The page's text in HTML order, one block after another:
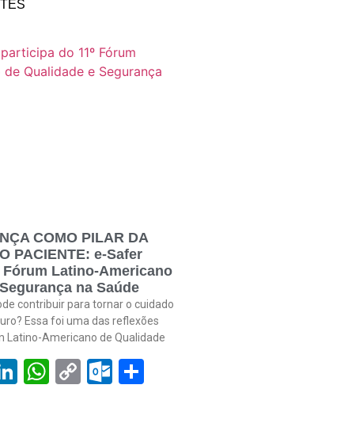
COMO PILAR DA
PACIENTE: e-Safer
Fórum Latino-Americano
na Saúde
contribuir para tornar o cuidado
Essa foi uma das reflexões
Latino-Americano de Qualidade
LinkedIn
WhatsApp
CopyOutlook.com
Share